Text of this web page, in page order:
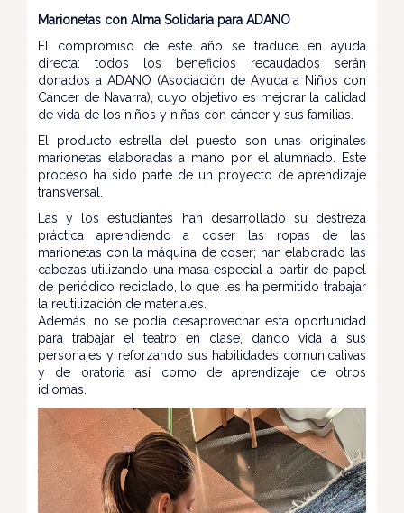
Marionetas con Alma Solidaria para ADANO
El compromiso de este año se traduce en ayuda
directa: todos los beneficios recaudados serán
donados a ADANO (Asociación de Ayuda a Niños con
Cáncer de Navarra), cuyo objetivo es mejorar la calidad
de vida de los niños y niñas con cáncer y sus familias.
El producto estrella del puesto son unas originales
marionetas elaboradas a mano por el alumnado. Este
proceso ha sido parte de un proyecto de aprendizaje
transversal.
Las y los estudiantes han desarrollado su destreza
práctica aprendiendo a coser las ropas de las
marionetas con la máquina de coser; han elaborado las
cabezas utilizando una masa especial a partir de papel
de periódico reciclado, lo que les ha permitido trabajar
la reutilización de materiales.
Además, no se podía desaprovechar esta oportunidad
para trabajar el teatro en clase, dando vida a sus
personajes y reforzando sus habilidades comunicativas
y de oratoria así como de aprendizaje de otros
idiomas.